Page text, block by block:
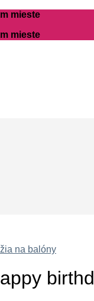
mieste
mieste
na balóny